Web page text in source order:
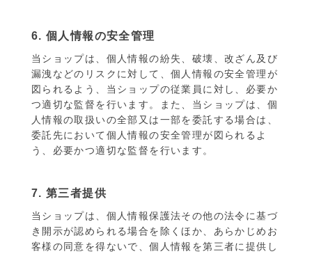
6. 個人情報の安全管理
当ショップは、個人情報の紛失、破壊、改ざん及び
漏洩などのリスクに対して、個人情報の安全管理が
図られるよう、当ショップの従業員に対し、必要か
つ適切な監督を行います。また、当ショップは、個
人情報の取扱いの全部又は一部を委託する場合は、
委託先において個人情報の安全管理が図られるよ
う、必要かつ適切な監督を行います。
7. 第三者提供
当ショップは、個人情報保護法その他の法令に基づ
き開示が認められる場合を除くほか、あらかじめお
客様の同意を得ないで、個人情報を第三者に提供し